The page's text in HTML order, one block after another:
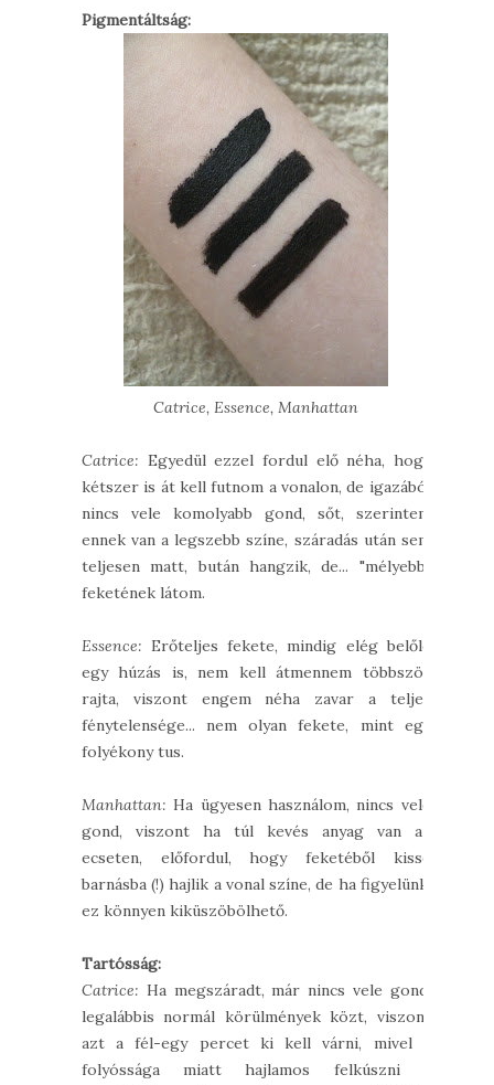
Pigmentáltság:
Catrice, Essence, Manhattan
Catrice: Egyedül ezzel fordul elő néha, hogy
kétszer is át kell futnom a vonalon, de igazából
nincs vele komolyabb gond, sőt, szerintem
ennek van a legszebb színe, száradás után sem
teljesen matt, bután hangzik, de... "mélyebb"
feketének látom.
Essence: Erőteljes fekete, mindig elég belőle
egy húzás is, nem kell átmennem többször
rajta, viszont engem néha zavar a teljes
fénytelensége... nem olyan fekete, mint egy
folyékony tus.
Manhattan: Ha ügyesen használom, nincs vele
gond, viszont ha túl kevés anyag van az
ecseten, előfordul, hogy feketéből kissé
barnásba (!) hajlik a vonal színe, de ha figyelünk,
ez könnyen kiküszöbölhető.
Tartósság:
Catrice: Ha megszáradt, már nincs vele gond,
legalábbis normál körülmények közt, viszont
azt a fél-egy percet ki kell várni, mivel a
folyóssága miatt hajlamos felkúszni a